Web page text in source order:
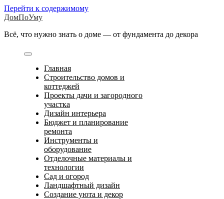
Перейти к содержимому
ДомПоУму
Всё, что нужно знать о доме — от фундамента до декора
Главная
Строительство домов и
коттеджей
Проекты дачи и загородного
участка
Дизайн интерьера
Бюджет и планирование
ремонта
Инструменты и
оборудование
Отделочные материалы и
технологии
Сад и огород
Ландшафтный дизайн
Создание уюта и декор